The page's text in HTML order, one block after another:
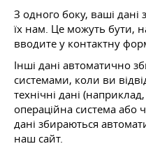
З одного боку, ваші
їх нам. Це можуть бути,
вводите у контактну
Інші дані автоматично
системами, коли ви
технічні дані
операційна система або
дані збираються
наш сайт.